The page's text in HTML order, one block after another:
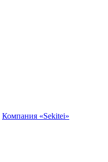
Компания «Sekitei»